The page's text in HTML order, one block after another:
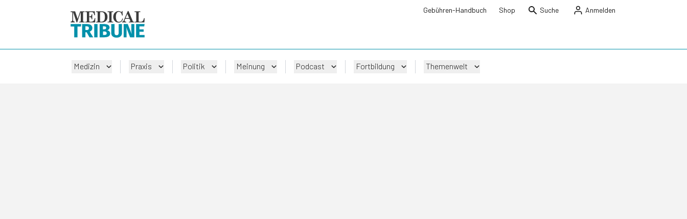
Gebühren-Handbuch Shop Suche Anmelden
Medizin Praxis Politik Meinung Podcast Fortbildung Themenwelt